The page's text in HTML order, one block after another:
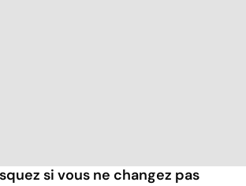
si vous ne changez pas